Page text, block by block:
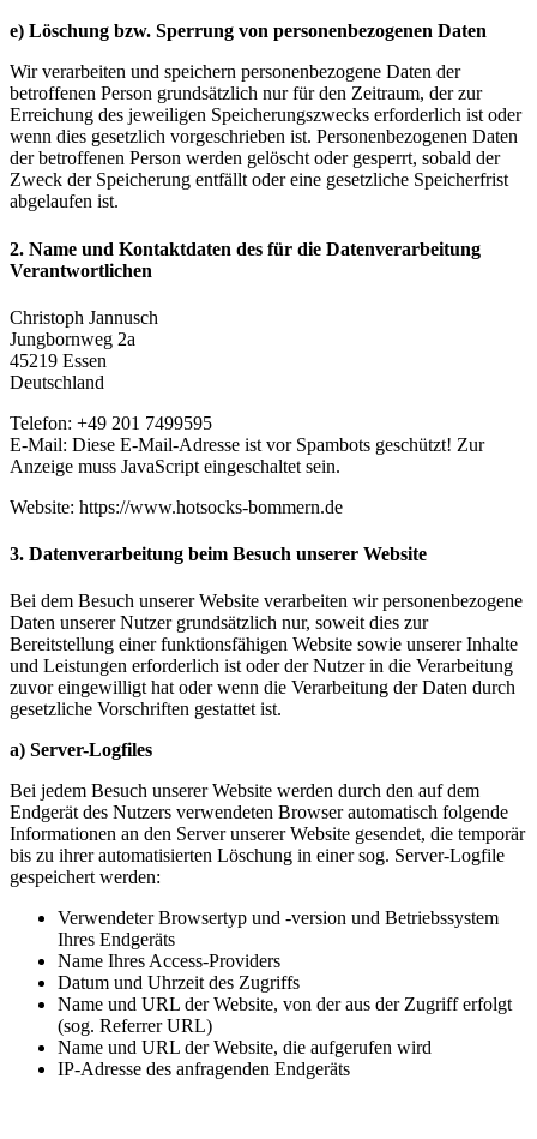
e) Löschung bzw. Sperrung von personenbezogenen Daten
Wir verarbeiten und speichern personenbezogene Daten der
betroffenen Person grundsätzlich nur für den Zeitraum, der zur
Erreichung des jeweiligen Speicherungszwecks erforderlich ist oder
wenn dies gesetzlich vorgeschrieben ist. Personenbezogenen Daten
der betroffenen Person werden gelöscht oder gesperrt, sobald der
Zweck der Speicherung entfällt oder eine gesetzliche Speicherfrist
abgelaufen ist.
2. Name und Kontaktdaten des für die Datenverarbeitung
Verantwortlichen
Christoph Jannusch
Jungbornweg 2a
45219 Essen
Deutschland
Telefon: +49 201 7499595
E-Mail: Diese E-Mail-Adresse ist vor Spambots geschützt! Zur
Anzeige muss JavaScript eingeschaltet sein.
Website: https://www.hotsocks-bommern.de
3. Datenverarbeitung beim Besuch unserer Website
Bei dem Besuch unserer Website verarbeiten wir personenbezogene
Daten unserer Nutzer grundsätzlich nur, soweit dies zur
Bereitstellung einer funktionsfähigen Website sowie unserer Inhalte
und Leistungen erforderlich ist oder der Nutzer in die Verarbeitung
zuvor eingewilligt hat oder wenn die Verarbeitung der Daten durch
gesetzliche Vorschriften gestattet ist.
a) Server-Logfiles
Bei jedem Besuch unserer Website werden durch den auf dem
Endgerät des Nutzers verwendeten Browser automatisch folgende
Informationen an den Server unserer Website gesendet, die temporär
bis zu ihrer automatisierten Löschung in einer sog. Server-Logfile
gespeichert werden:
Verwendeter Browsertyp und -version und Betriebssystem
Ihres Endgeräts
Name Ihres Access-Providers
Datum und Uhrzeit des Zugriffs
Name und URL der Website, von der aus der Zugriff erfolgt
(sog. Referrer URL)
Name und URL der Website, die aufgerufen wird
IP-Adresse des anfragenden Endgeräts